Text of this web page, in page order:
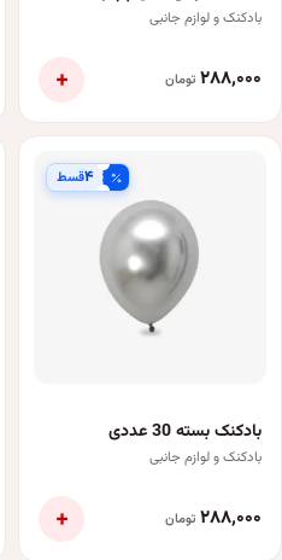
بادکنک و لوازم جانبی
۲۸۸٬۰۰۰ تومان +
۴قسط
بادکنک بسته 30 عددی
بادکنک و لوازم جانبی
۲۸۸٬۰۰۰ تومان +